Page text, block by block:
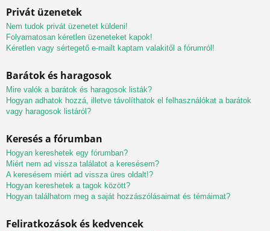
Privát üzenetek
Nem tudok privát üzenetet küldeni!
Folyamatosan kéretlen üzeneteket kapok!
Kéretlen vagy sértegető e-mailt kaptam valakitől a fórumról!
Barátok és haragosok
Mire valók a barátok és haragosok listák?
Hogyan adhatok hozzá, illetve távolíthatok el felhasználókat a barátok
vagy haragosok listáról?
Keresés a fórumban
Hogyan kereshetek egy fórumban?
Miért nem ad vissza találatot a keresésem?
A keresésem miért ad vissza üres oldalt!?
Hogyan kereshetek a tagok között?
Hogyan találhatom meg a saját hozzászólásaimat és témáimat?
Feliratkozások és kedvencek